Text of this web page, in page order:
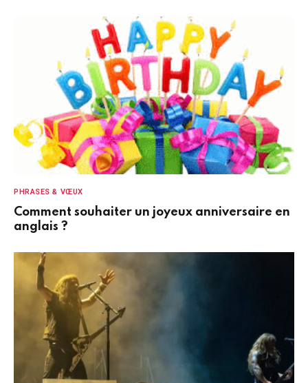
PHRASES & VŒUX
Comment souhaiter un joyeux anniversaire en
anglais ?